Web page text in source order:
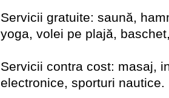
Servicii gratuite: saună,
yoga, volei pe plajă,
Servicii contra cost: masaj,
electronice, sporturi nautice.